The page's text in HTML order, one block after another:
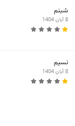
شبنم
8 آبان 1404
نسیم
8 آبان 1404